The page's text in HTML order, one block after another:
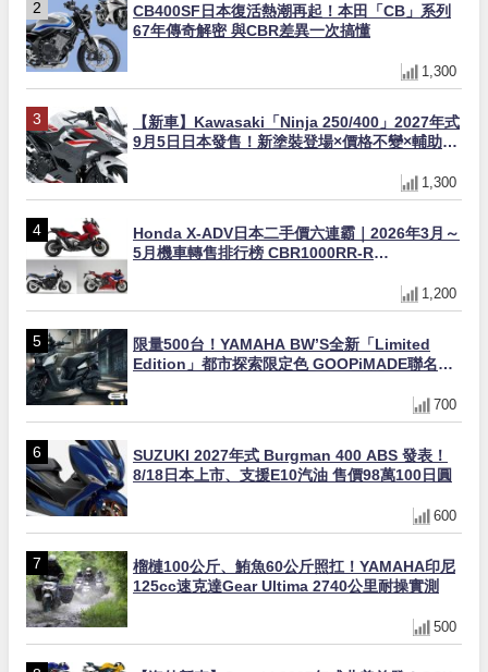
CB400SF日本復活熱潮再起！本田「CB」系列
67年傳奇解密 與CBR差異一次搞懂
1,300
【新車】Kawasaki「Ninja 250/400」2027年式
9月5日日本發售！新塗裝登場×價格不變×輔助滑
1,300
Honda X-ADV日本二手價六連霸｜2026年3月～
5月機車轉售排行榜 CBR1000RR-R
1,200
限量500台！YAMAHA BW’S全新「Limited
Edition」都市探索限定色 GOOPiMADE聯名包
700
SUZUKI 2027年式 Burgman 400 ABS 發表！
8/18日本上市、支援E10汽油 售價98萬100日圓
600
榴槤100公斤、鮪魚60公斤照扛！YAMAHA印尼
125cc速克達Gear Ultima 2740公里耐操實測
500